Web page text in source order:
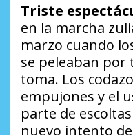
Triste
en la marcha
marzo cuando
se peleaban por
toma. Los
empujones y el
parte de
nuevo intento de